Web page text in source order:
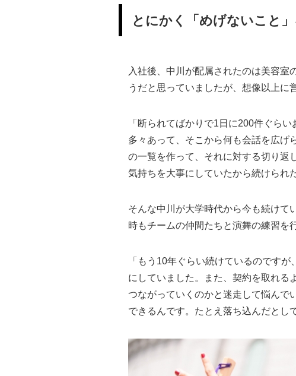
とにかく「めげないこと
入社後、中川が配属されたのは美容室
うだと思っていましたが、想像以上に
「断られてばかりで1日に200件ぐら
多々あって、そこから何も会話を広げ
の一覧を作って、それに対する切り返
気持ちを大事にしていたから続けられ
そんな中川が大学時代から今も続けて
時もチームの仲間たちと演舞の練習を
「もう10年ぐらい続けているのです
にしていました。また、契約を取れる
つながっていくのかと迷走して悩んで
できるんです。たとえ落ち込んだとし